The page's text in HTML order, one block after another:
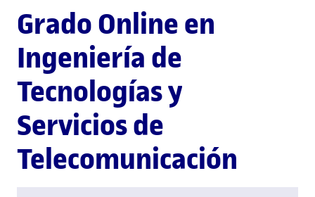
Grado Online en
Ingeniería de
Tecnologías y
Servicios de
Telecomunicación